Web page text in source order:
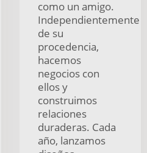
como un amigo.
Independientemente
de su
procedencia,
hacemos
negocios con
ellos y
construimos
relaciones
duraderas. Cada
año, lanzamos